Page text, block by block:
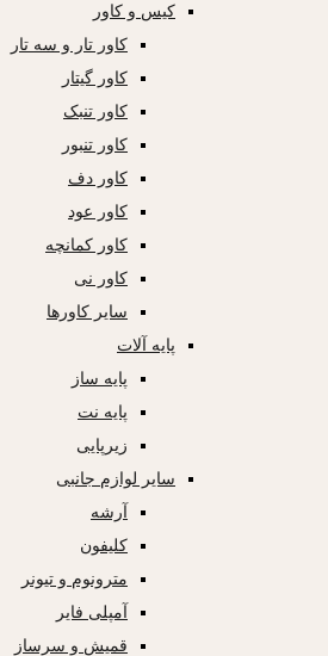
کیس و کاور
کاور تار و سه تار
کاور گیتار
کاور تنبک
کاور تنبور
کاور دف
کاور عود
کاور کمانچه
کاور نی
سایر کاورها
پایه آلات
پایه ساز
پایه نت
زیرپایی
سایر لوازم جانبی
آرشه
کلیفون
مترونوم و تیونر
آمپلی فایر
قمیش و سرساز